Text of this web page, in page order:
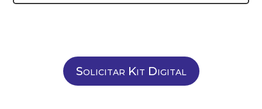
Solicitar Kit Digital